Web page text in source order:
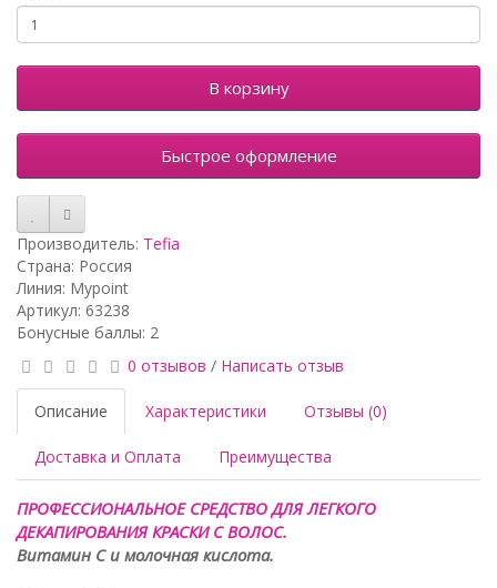
В корзину
Быстрое оформление
Производитель: Tefia
Страна: Россия
Линия: Mypoint
Артикул: 63238
Бонусные баллы: 2
0 отзывов / Написать отзыв
Описание Характеристики Отзывы (0)
Доставка и Оплата Преимущества
ПРОФЕССИОНАЛЬНОЕ СРЕДСТВО ДЛЯ ЛЕГКОГО
ДЕКАПИРОВАНИЯ КРАСКИ С ВОЛОС.
Витамин С и молочная кислота.